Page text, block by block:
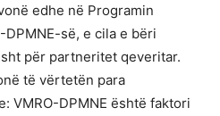
edhe në Programin
DPMNE-së, e cila e bëri
për partneritet qeveritar.
të vërtetën para
VMRO-DPMNE është faktori